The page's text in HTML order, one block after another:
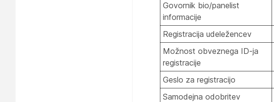
Govornik bio/panelist
informacije
Registracija udeležencev
Možnost obveznega ID-ja
registracije
Geslo za registracijo
Samodejna odobritev